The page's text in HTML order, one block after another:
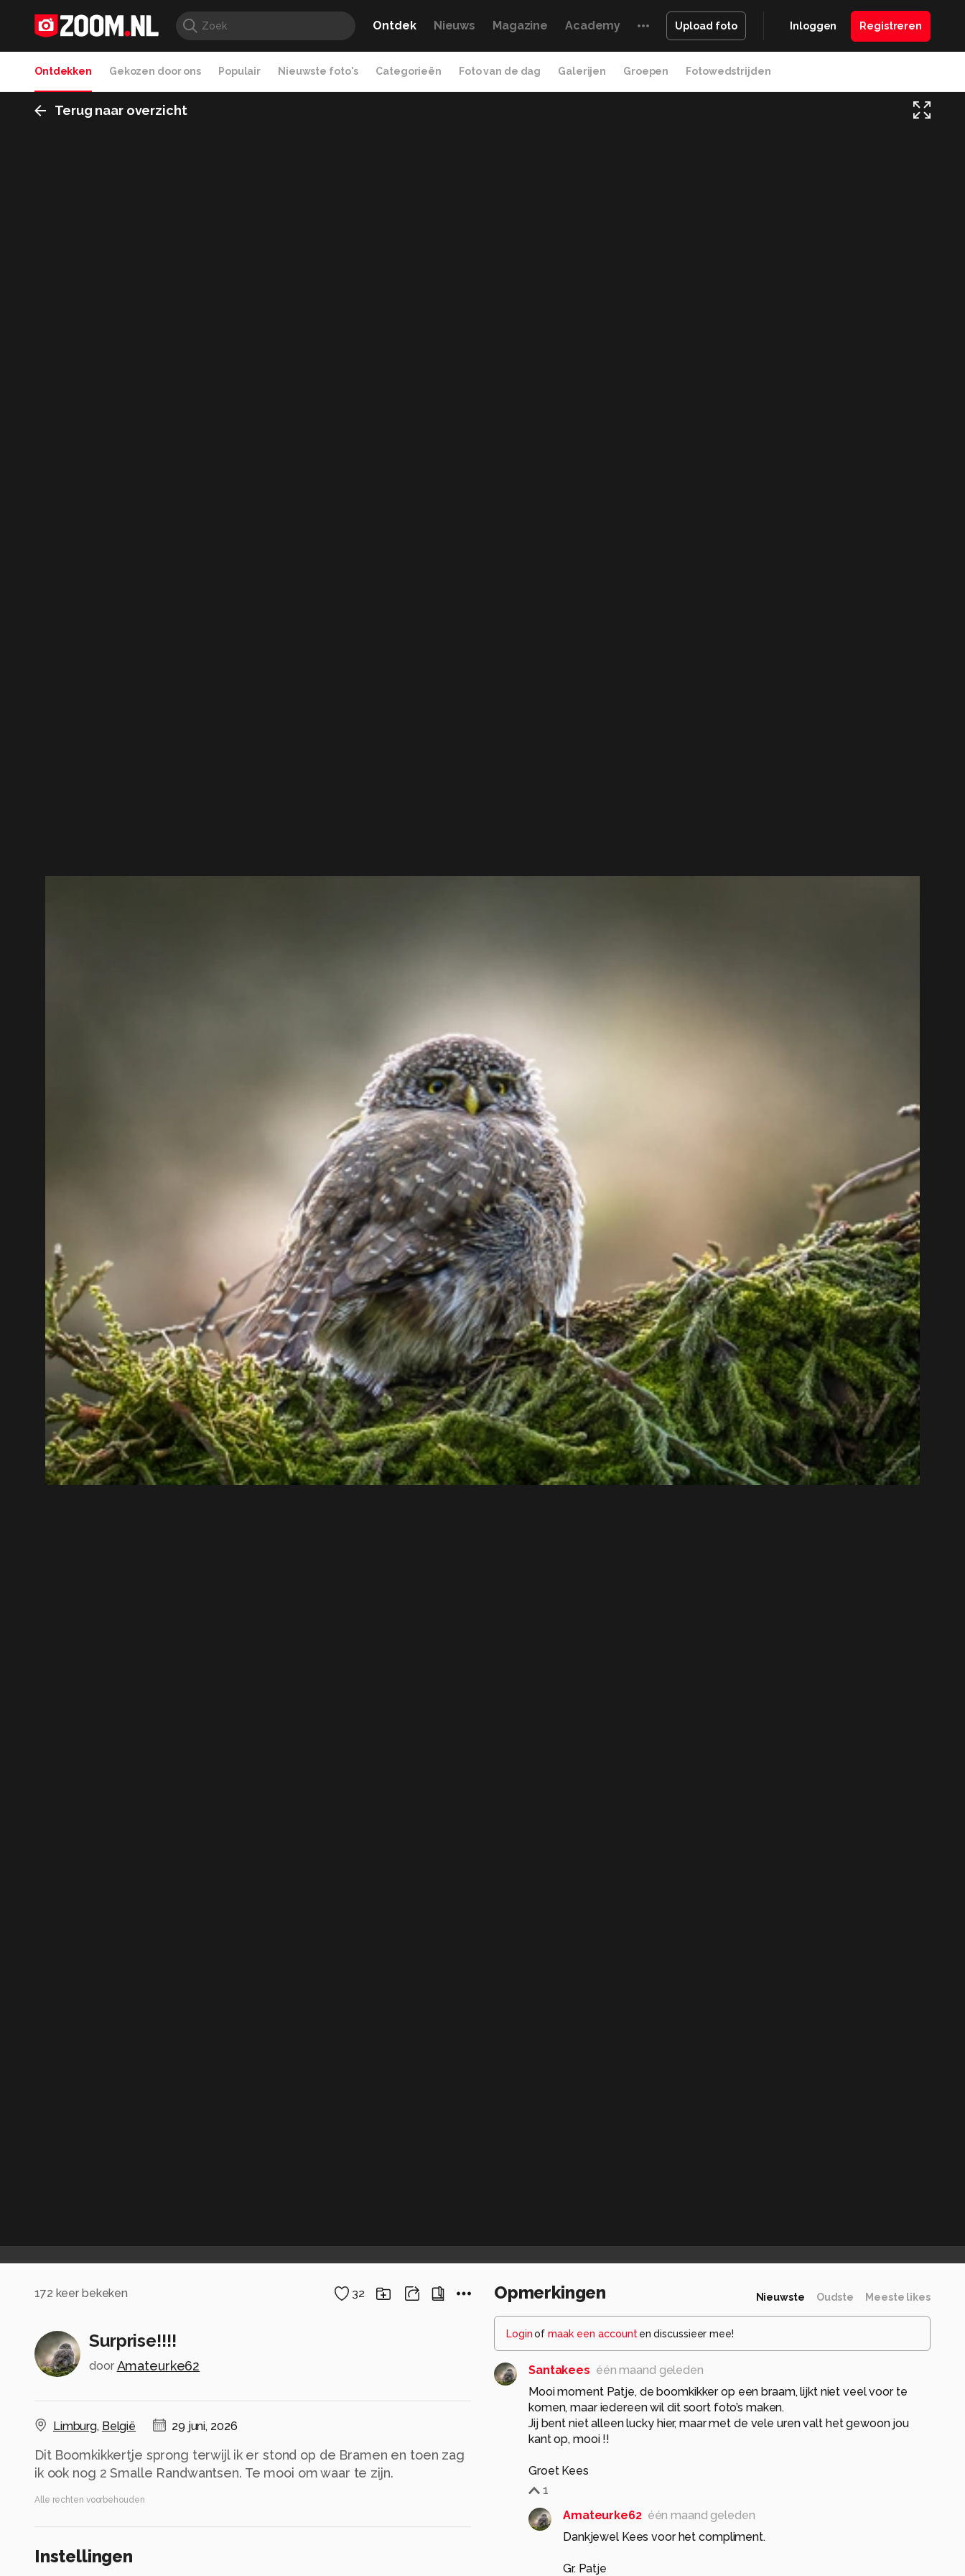
Ontdek Nieuws Magazine Academy Upload foto Inloggen Registreren
Ontdekken Gekozen door ons Populair Nieuwste foto's Categorieën Foto van de dag Galerijen Groepen Fotowedstrijden
Terug naar overzicht
172 keer bekeken 32
Surprise!!!!
door Amateurke62
Limburg, België 29 juni, 2026
Dit Boomkikkertje sprong terwijl ik er stond op de Bramen en toen zag
ik ook nog 2 Smalle Randwantsen. Te mooi om waar te zijn.
Alle rechten voorbehouden
Instellingen
Opmerkingen Nieuwste Oudste Meeste likes
Loginof maak een account en discussieer mee!
Santakees één maand geleden
Mooi moment Patje, de boomkikker op een braam, lijkt niet veel voor te
komen, maar iedereen wil dit soort foto’s maken.
Jij bent niet alleen lucky hier, maar met de vele uren valt het gewoon jou
kant op, mooi !!
Groet Kees
1
Amateurke62 één maand geleden
Dankjewel Kees voor het compliment.
Gr. Patje